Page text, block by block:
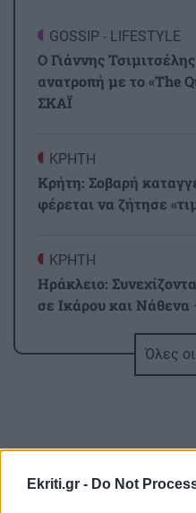
Ekriti.gr - Do Not
GOSSIP - LIFESTYLE
Ο Γιάννης
ανατροπή με το «The
ΣΚΑΪ
ΚΡΗΤΗ
Κρήτη: Σοβαρή
φέρεται να ζήτησε
ΚΡΗΤΗ
Ηράκλειο:
σε Ικάρου και Νάθενα
ΚΡΗΤΗ
Όλες